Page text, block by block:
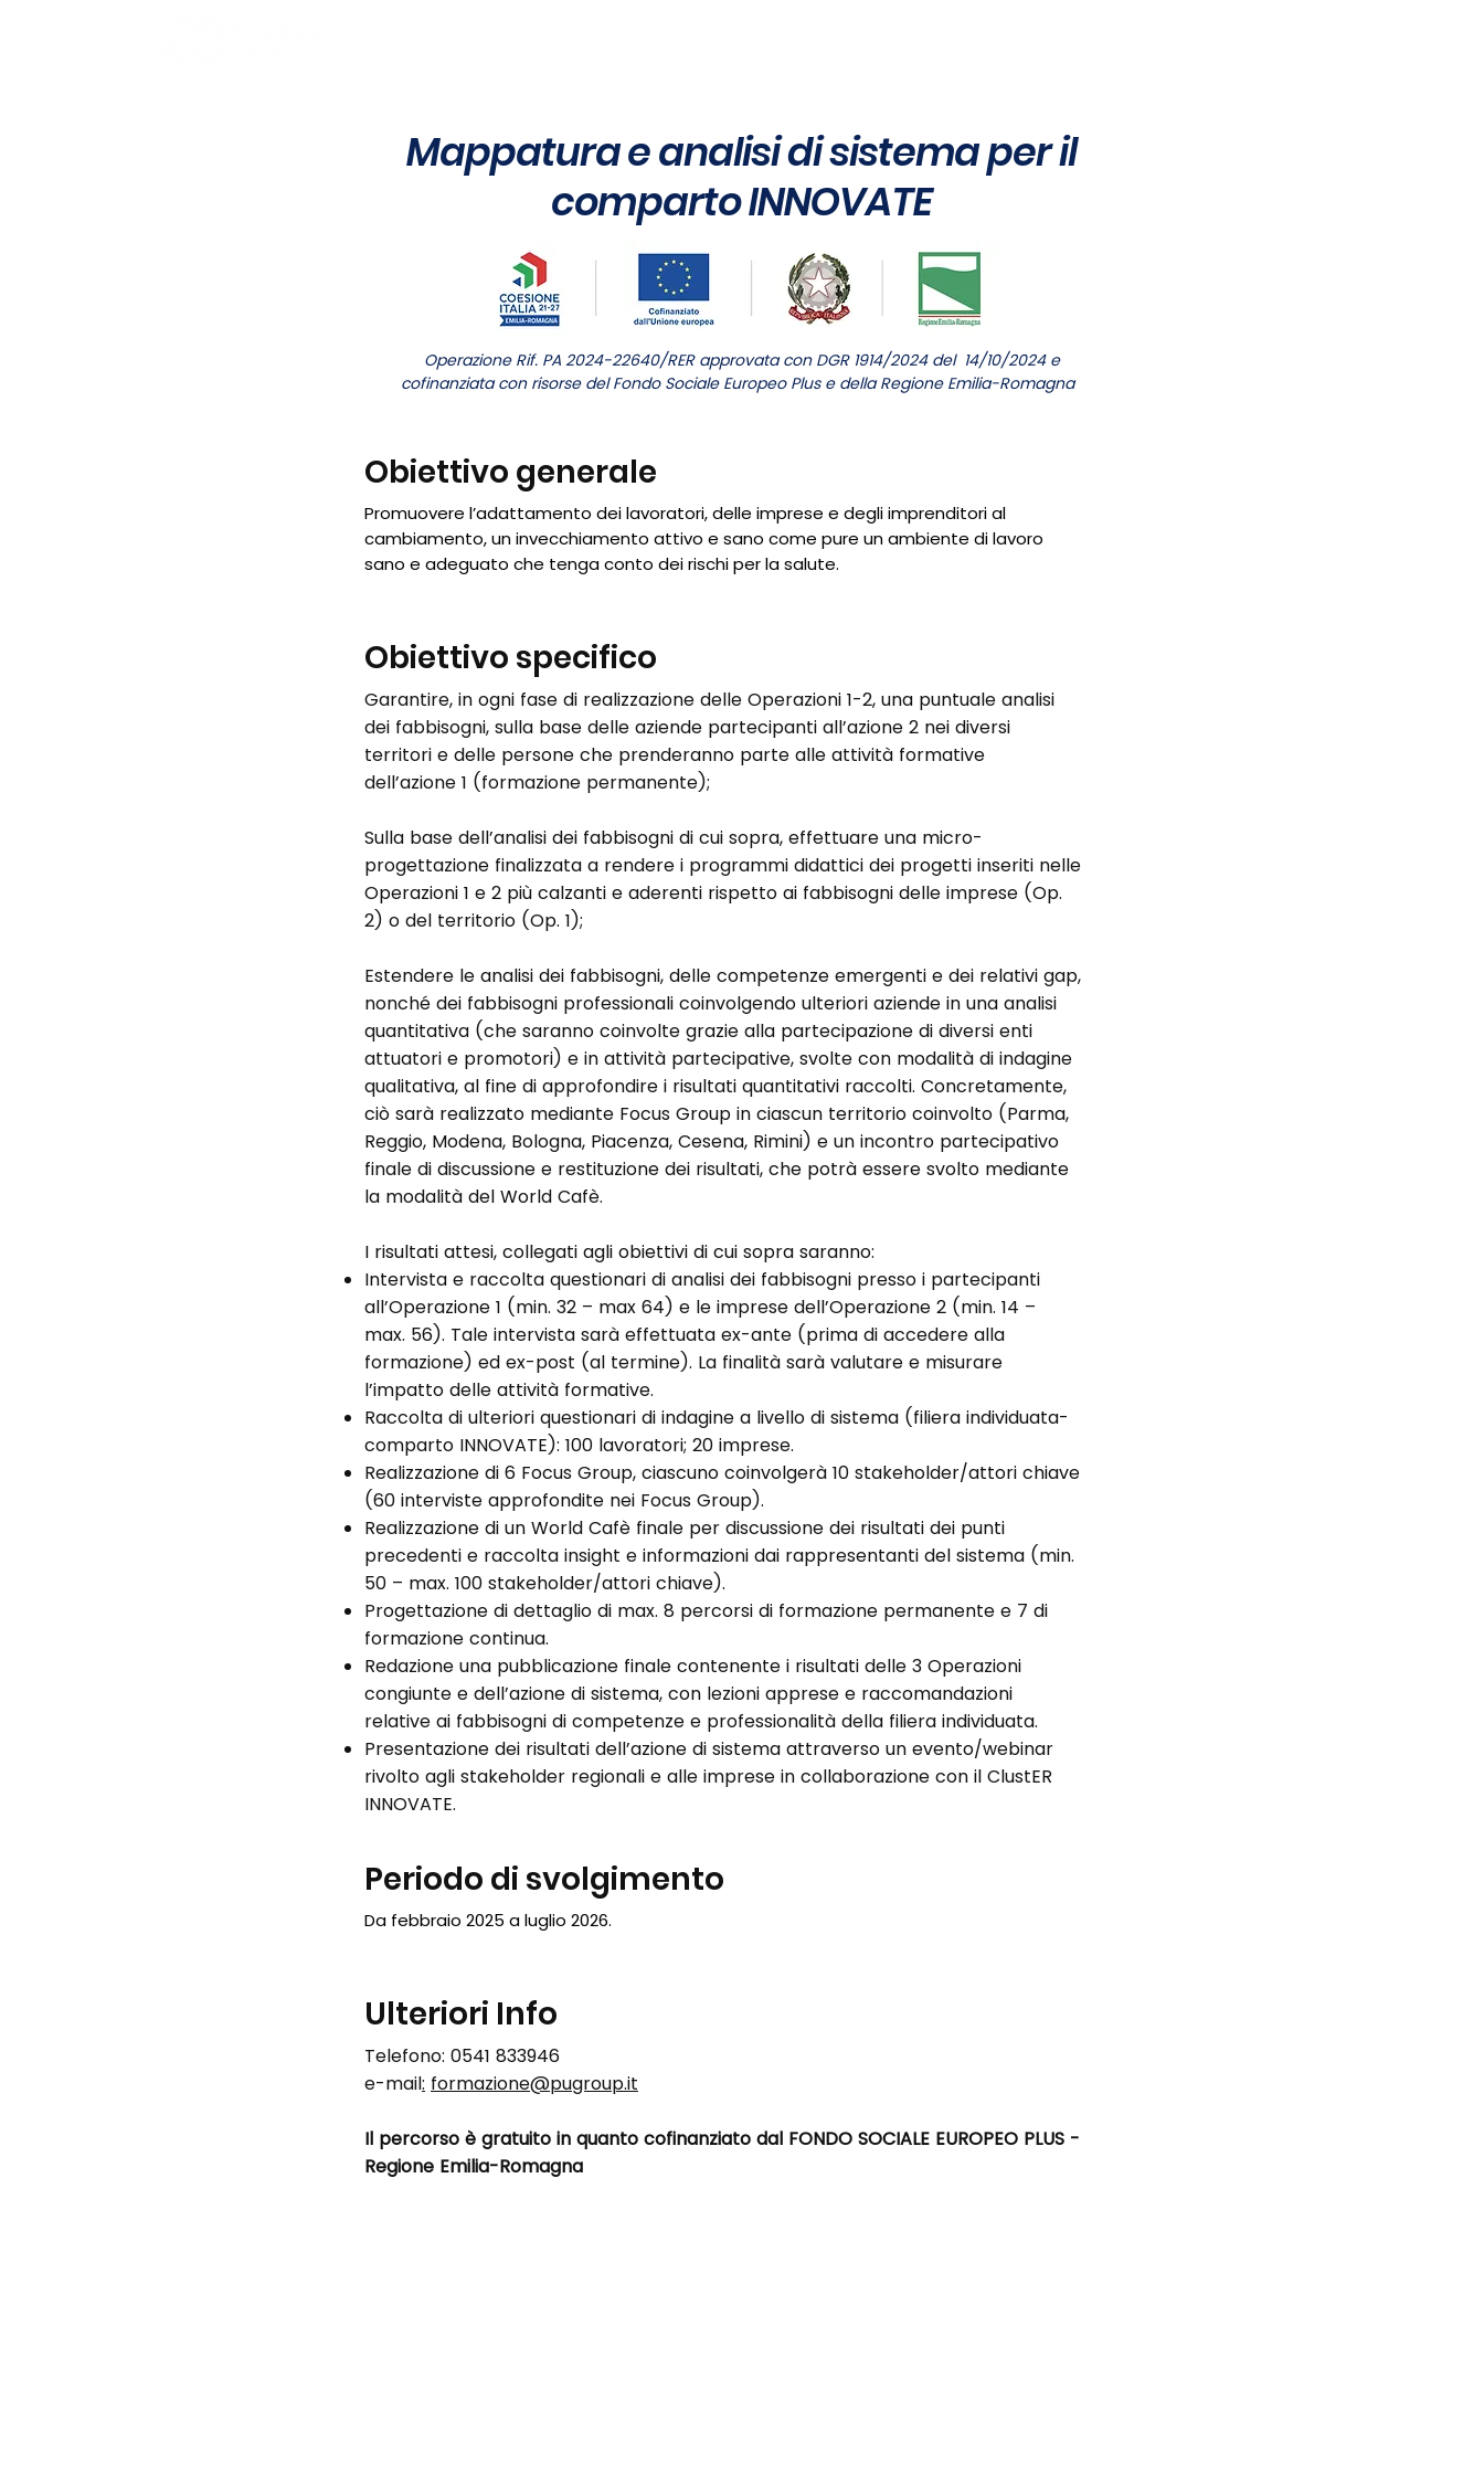
Mappatura e analisi di sistema per il
comparto INNOVATE
Operazione Rif. PA 2024-22640/RER approvata con DGR 1914/2024 del 14/10/2024 e
cofinanziata con risorse del Fondo Sociale Europeo Plus e della Regione Emilia-Romagna
Obiettivo generale
Promuovere l’adattamento dei lavoratori, delle imprese e degli imprenditori al
cambiamento, un invecchiamento attivo e sano come pure un ambiente di lavoro
sano e adeguato che tenga conto dei rischi per la salute.
Obiettivo specifico
Garantire, in ogni fase di realizzazione delle Operazioni 1-2, una puntuale analisi
dei fabbisogni, sulla base delle aziende partecipanti all’azione 2 nei diversi
territori e delle persone che prenderanno parte alle attività formative
dell’azione 1 (formazione permanente);
Sulla base dell’analisi dei fabbisogni di cui sopra, effettuare una micro-
progettazione finalizzata a rendere i programmi didattici dei progetti inseriti nelle
Operazioni 1 e 2 più calzanti e aderenti rispetto ai fabbisogni delle imprese (Op.
2) o del territorio (Op. 1);
Estendere le analisi dei fabbisogni, delle competenze emergenti e dei relativi gap,
nonché dei fabbisogni professionali coinvolgendo ulteriori aziende in una analisi
quantitativa (che saranno coinvolte grazie alla partecipazione di diversi enti
attuatori e promotori) e in attività partecipative, svolte con modalità di indagine
qualitativa, al fine di approfondire i risultati quantitativi raccolti. Concretamente,
ciò sarà realizzato mediante Focus Group in ciascun territorio coinvolto (Parma,
Reggio, Modena, Bologna, Piacenza, Cesena, Rimini) e un incontro partecipativo
finale di discussione e restituzione dei risultati, che potrà essere svolto mediante
la modalità del World Cafè.
I risultati attesi, collegati agli obiettivi di cui sopra saranno:
Intervista e raccolta questionari di analisi dei fabbisogni presso i partecipanti
all’Operazione 1 (min. 32 – max 64) e le imprese dell’Operazione 2 (min. 14 –
max. 56). Tale intervista sarà effettuata ex-ante (prima di accedere alla
formazione) ed ex-post (al termine). La finalità sarà valutare e misurare
l’impatto delle attività formative.
Raccolta di ulteriori questionari di indagine a livello di sistema (filiera individuata-
comparto INNOVATE): 100 lavoratori; 20 imprese.
Realizzazione di 6 Focus Group, ciascuno coinvolgerà 10 stakeholder/attori chiave
(60 interviste approfondite nei Focus Group).
Realizzazione di un World Cafè finale per discussione dei risultati dei punti
precedenti e raccolta insight e informazioni dai rappresentanti del sistema (min.
50 – max. 100 stakeholder/attori chiave).
Progettazione di dettaglio di max. 8 percorsi di formazione permanente e 7 di
formazione continua.
Redazione una pubblicazione finale contenente i risultati delle 3 Operazioni
congiunte e dell’azione di sistema, con lezioni apprese e raccomandazioni
relative ai fabbisogni di competenze e professionalità della filiera individuata.
Presentazione dei risultati dell’azione di sistema attraverso un evento/webinar
rivolto agli stakeholder regionali e alle imprese in collaborazione con il ClustER
INNOVATE.
Periodo di svolgimento
Da febbraio 2025 a luglio 2026.
Ulteriori Info
Telefono: 0541 833946
e-mail: formazione@pugroup.it
Il percorso è gratuito in quanto cofinanziato dal FONDO SOCIALE EUROPEO PLUS -
Regione Emilia-Romagna